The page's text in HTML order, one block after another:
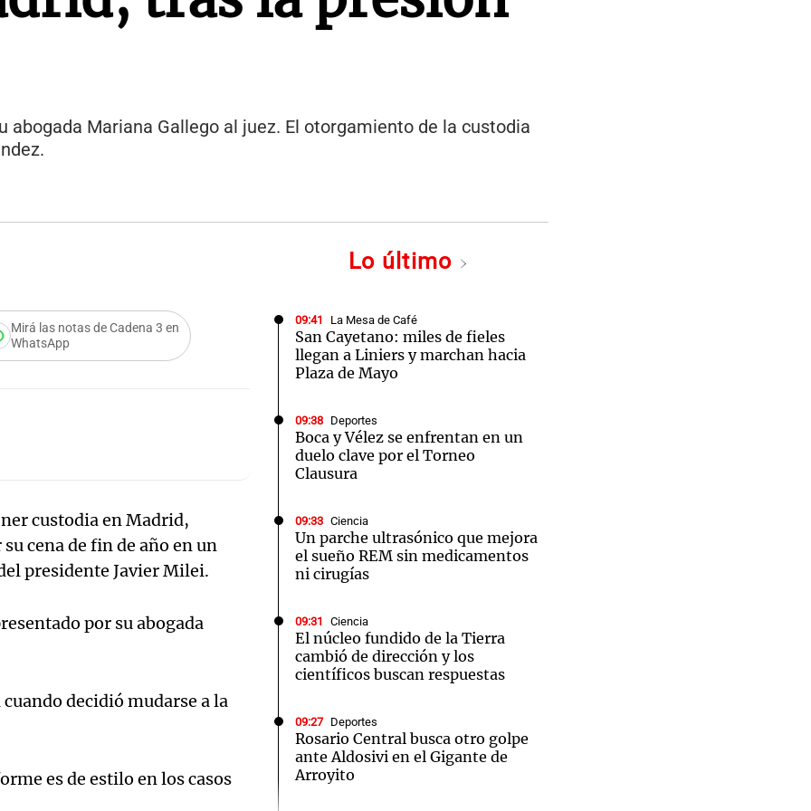
Mariana Gallego al juez. El otorgamiento de la custodia
Mirá las notas de Cadena 3 en
WhatsApp
custodia en Madrid,
cena de fin de año en un
presidente Javier Milei.
por su abogada
decidió mudarse a la
es de estilo en los casos
Lo último
09:41 La Mesa de Café
San Cayetano: miles de fieles
llegan a Liniers y marchan hacia
Plaza de Mayo
09:38 Deportes
Boca y Vélez se enfrentan en un
duelo clave por el Torneo
Clausura
09:33 Ciencia
Un parche ultrasónico que mejora
el sueño REM sin medicamentos
ni cirugías
09:31 Ciencia
El núcleo fundido de la Tierra
cambió de dirección y los
científicos buscan respuestas
09:27 Deportes
Rosario Central busca otro golpe
ante Aldosivi en el Gigante de
Arroyito
Cadena 3 El huracán de Arequito Cadena 3 en Groenlandia